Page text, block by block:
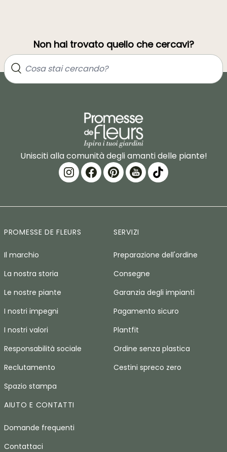
Non hai trovato quello che cercavi?
Unisciti alla comunità degli amanti delle piante!
PROMESSE DE FLEURS
Il marchio
La nostra storia
Le nostre piante
I nostri impegni
I nostri valori
Responsabilità sociale
Reclutamento
Spazio stampa
SERVIZI
Preparazione dell'ordine
Consegne
Garanzia degli impianti
Pagamento sicuro
Plantfit
Ordine senza plastica
Cestini spreco zero
AIUTO E CONTATTI
Domande frequenti
Contattaci